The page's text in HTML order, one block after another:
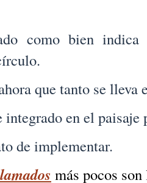
como bien
que tanto se lleva
integrado en el paisaje
de implementar.
más pocos